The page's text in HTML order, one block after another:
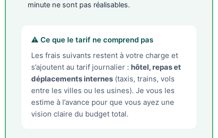
minute ne sont pas réalisables.
⚠️ Ce que le tarif ne comprend pas
Les frais suivants restent à votre charge et
s’ajoutent au tarif journalier : hôtel, repas et
déplacements internes (taxis, trains, vols
entre les villes ou les usines). Je vous les
estime à l’avance pour que vous ayez une
vision claire du budget total.